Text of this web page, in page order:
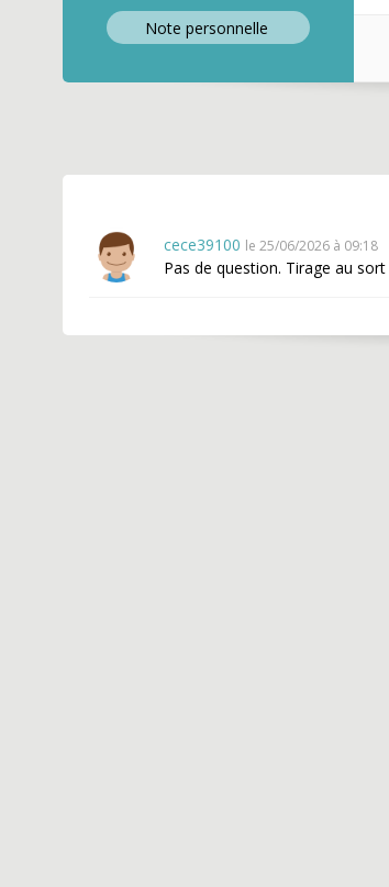
Note personnelle
cece39100 le 25/06/2026 à 09:18
Pas de question. Tirage au sort